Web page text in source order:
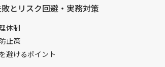
とリスク回避・実務対策
体制
止策
避けるポイント